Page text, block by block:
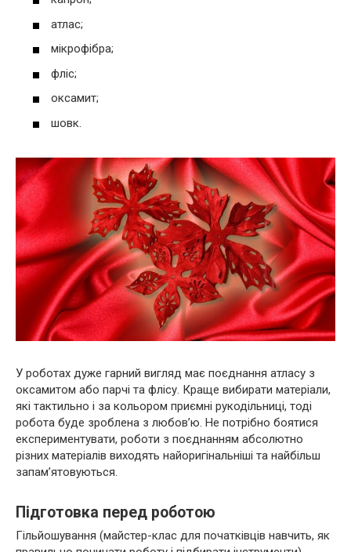
атлас;
мікрофібра;
фліс;
оксамит;
шовк.
У роботах дуже гарний вигляд має поєднання атласу з
оксамитом або парчі та флісу. Краще вибирати матеріали,
які тактильно і за кольором приємні рукодільниці, тоді
робота буде зроблена з любов’ю. Не потрібно боятися
експериментувати, роботи з поєднанням абсолютно
різних матеріалів виходять найоригінальніші та найбільш
запам’ятовуються.
Підготовка перед роботою
Гільйошування (майстер-клас для початківців навчить, як